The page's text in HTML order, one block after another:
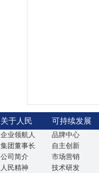
关于人民 可持续发展
企业领航人
集团董事长
公司简介
人民精神
品牌中心
自主创新
市场营销
技术研发